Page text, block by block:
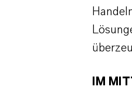
IM